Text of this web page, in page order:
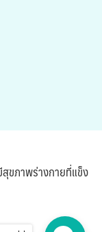
ขภาพร่างกายที่แข็ง